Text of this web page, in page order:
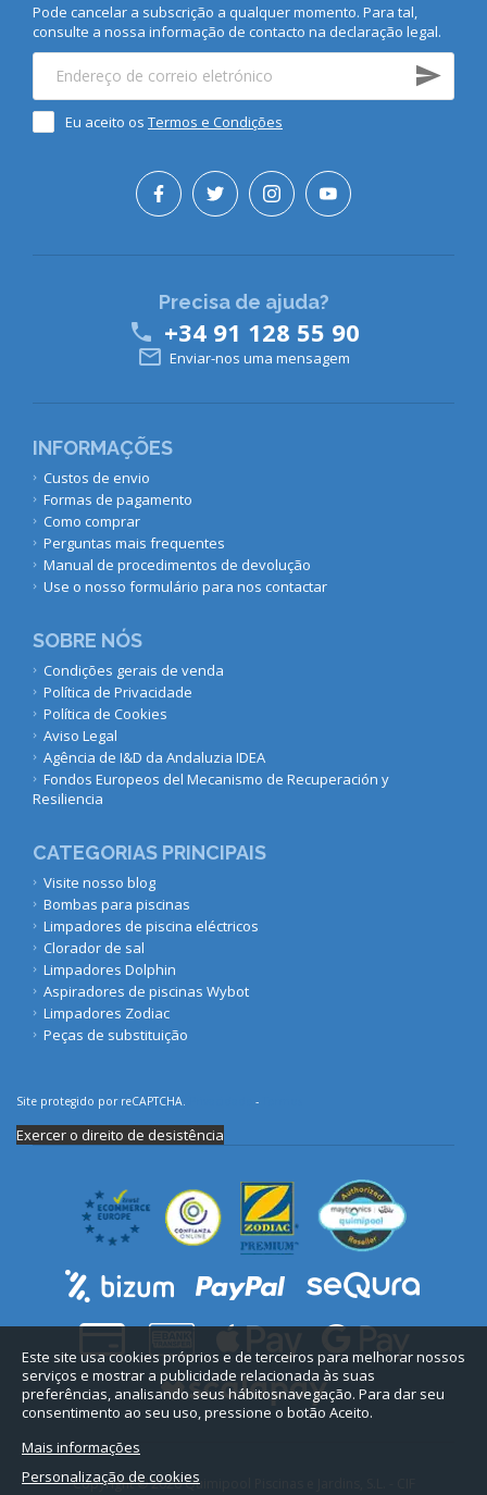
Pode cancelar a subscrição a qualquer momento. Para tal,
consulte a nossa informação de contacto na declaração legal.
Eu aceito os Termos e Condições
INFORMAÇÕES
Custos de envio
Formas de pagamento
Como comprar
Perguntas mais frequentes
Manual de procedimentos de devolução
Use o nosso formulário para nos contactar
SOBRE NÓS
Condições gerais de venda
Política de Privacidade
Política de Cookies
Aviso Legal
Agência de I&D da Andaluzia IDEA
Fondos Europeos del Mecanismo de Recuperación y
Resiliencia
CATEGORIAS PRINCIPAIS
Visite nosso blog
Bombas para piscinas
Limpadores de piscina eléctricos
Clorador de sal
Limpadores Dolphin
Aspiradores de piscinas Wybot
Limpadores Zodiac
Peças de substituição
Precisa de ajuda?
 +34 91 128 55 90
 Enviar-nos uma mensagem
Este site usa cookies próprios e de terceiros para melhorar nossos
serviços e mostrar a publicidade relacionada às suas
preferências, analisando seus hábitosnavegação. Para dar seu
consentimento ao seu uso, pressione o botão Aceito.
Mais informações
Personalização de cookies
Site protegido por reCAPTCHA. -
Exercer o direito de desistência
Copyright © 2026 Quimipool Piscinas e Jardins, S.L. - CIF